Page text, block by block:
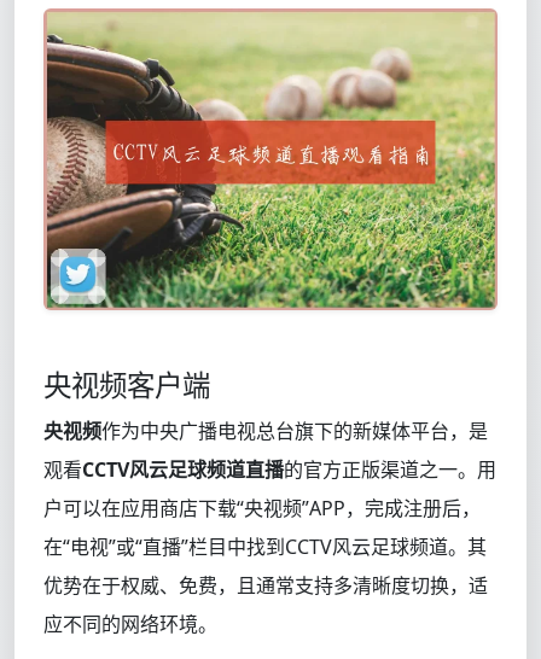
央视频客户端
央视频作为中央广播电视总台旗下的新媒体平台，是
观看CCTV风云足球频道直播的官方正版渠道之一。用
户可以在应用商店下载“央视频”APP，完成注册后，
在“电视”或“直播”栏目中找到CCTV风云足球频道。其
优势在于权威、免费，且通常支持多清晰度切换，适
应不同的网络环境。